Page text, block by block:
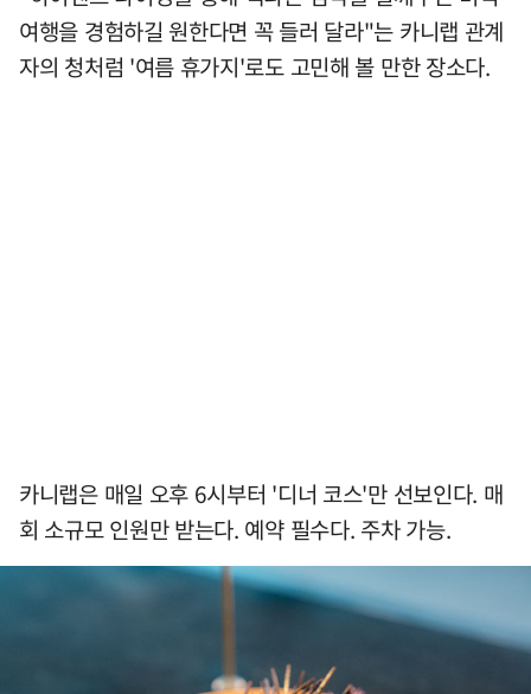
여행을 경험하길 원한다면 꼭 들러 달라"는 카니랩 관계
자의 청처럼 '여름 휴가지'로도 고민해 볼 만한 장소다.
카니랩은 매일 오후 6시부터 '디너 코스'만 선보인다. 매
회 소규모 인원만 받는다. 예약 필수다. 주차 가능.